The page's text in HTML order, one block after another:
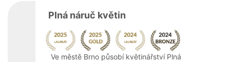
Plná náruč květin
Ve městě Brno působí květinářství Plná